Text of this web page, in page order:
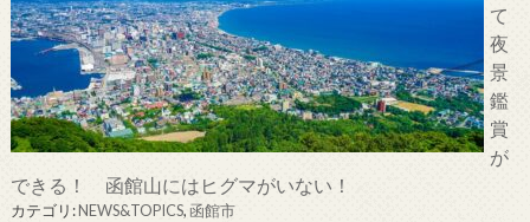
て
夜
景
鑑
賞
が
できる！ 函館山にはヒグマがいない！
カテゴリ:NEWS&TOPICS,函館市